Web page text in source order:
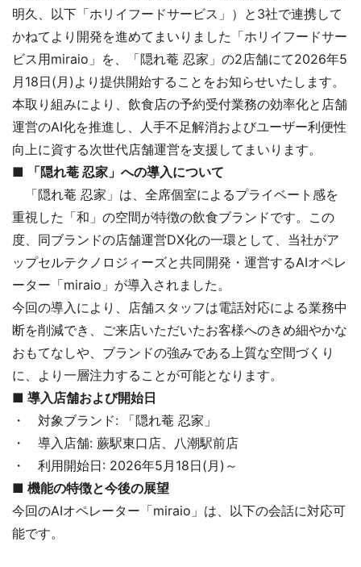
明久、以下「ホリイフードサービス」）と3社で連携して
かねてより開発を進めてまいりました「ホリイフードサー
ビス用miraio」を、「隠れ菴 忍家」の2店舗にて2026年5
月18日(月)より提供開始することをお知らせいたします。
本取り組みにより、飲食店の予約受付業務の効率化と店舗
運営のAI化を推進し、人手不足解消およびユーザー利便性
向上に資する次世代店舗運営を支援してまいります。
■ 「隠れ菴 忍家」への導入について
「隠れ菴 忍家」は、全席個室によるプライベート感を
重視した「和」の空間が特徴の飲食ブランドです。この
度、同ブランドの店舗運営DX化の一環として、当社がア
ップセルテクノロジィーズと共同開発・運営するAIオペレ
ーター「miraio」が導入されました。
今回の導入により、店舗スタッフは電話対応による業務中
断を削減でき、ご来店いただいたお客様へのきめ細やかな
おもてなしや、ブランドの強みである上質な空間づくり
に、より一層注力することが可能となります。
■ 導入店舗および開始日
・ 対象ブランド: 「隠れ菴 忍家」
・ 導入店舗: 蕨駅東口店、八潮駅前店
・ 利用開始日: 2026年5月18日(月)～
■ 機能の特徴と今後の展望
今回のAIオペレーター「miraio」は、以下の会話に対応可
能です。